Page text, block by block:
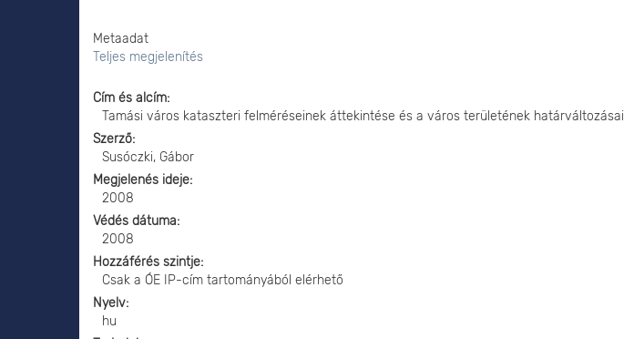
Metaadat
Teljes megjelenítés
Cím és alcím
Tamási város kataszteri felméréseinek áttekintése és a város területének határváltozásai
Szerző
Susóczki, Gábor
Megjelenés ideje
2008
Védés dátuma
2008
Hozzáférés szintje
Csak a ÓE IP-cím tartományából elérhető
Nyelv
hu